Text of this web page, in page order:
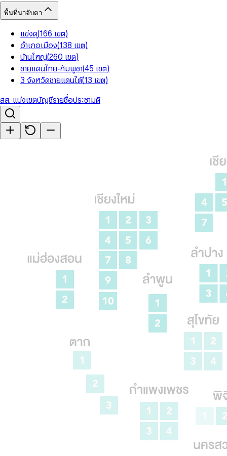
พื้นที่น่าจับตา
แข่งดุ(166 เขต)
อำเภอเมือง(138 เขต)
บ้านใหญ่(260 เขต)
ชายแดนไทย-กัมพูชา(45 เขต)
3 จังหวัดชายแดนใต้(13 เขต)
สส. แบ่งเขตบัญชีรายชื่อประชามติ